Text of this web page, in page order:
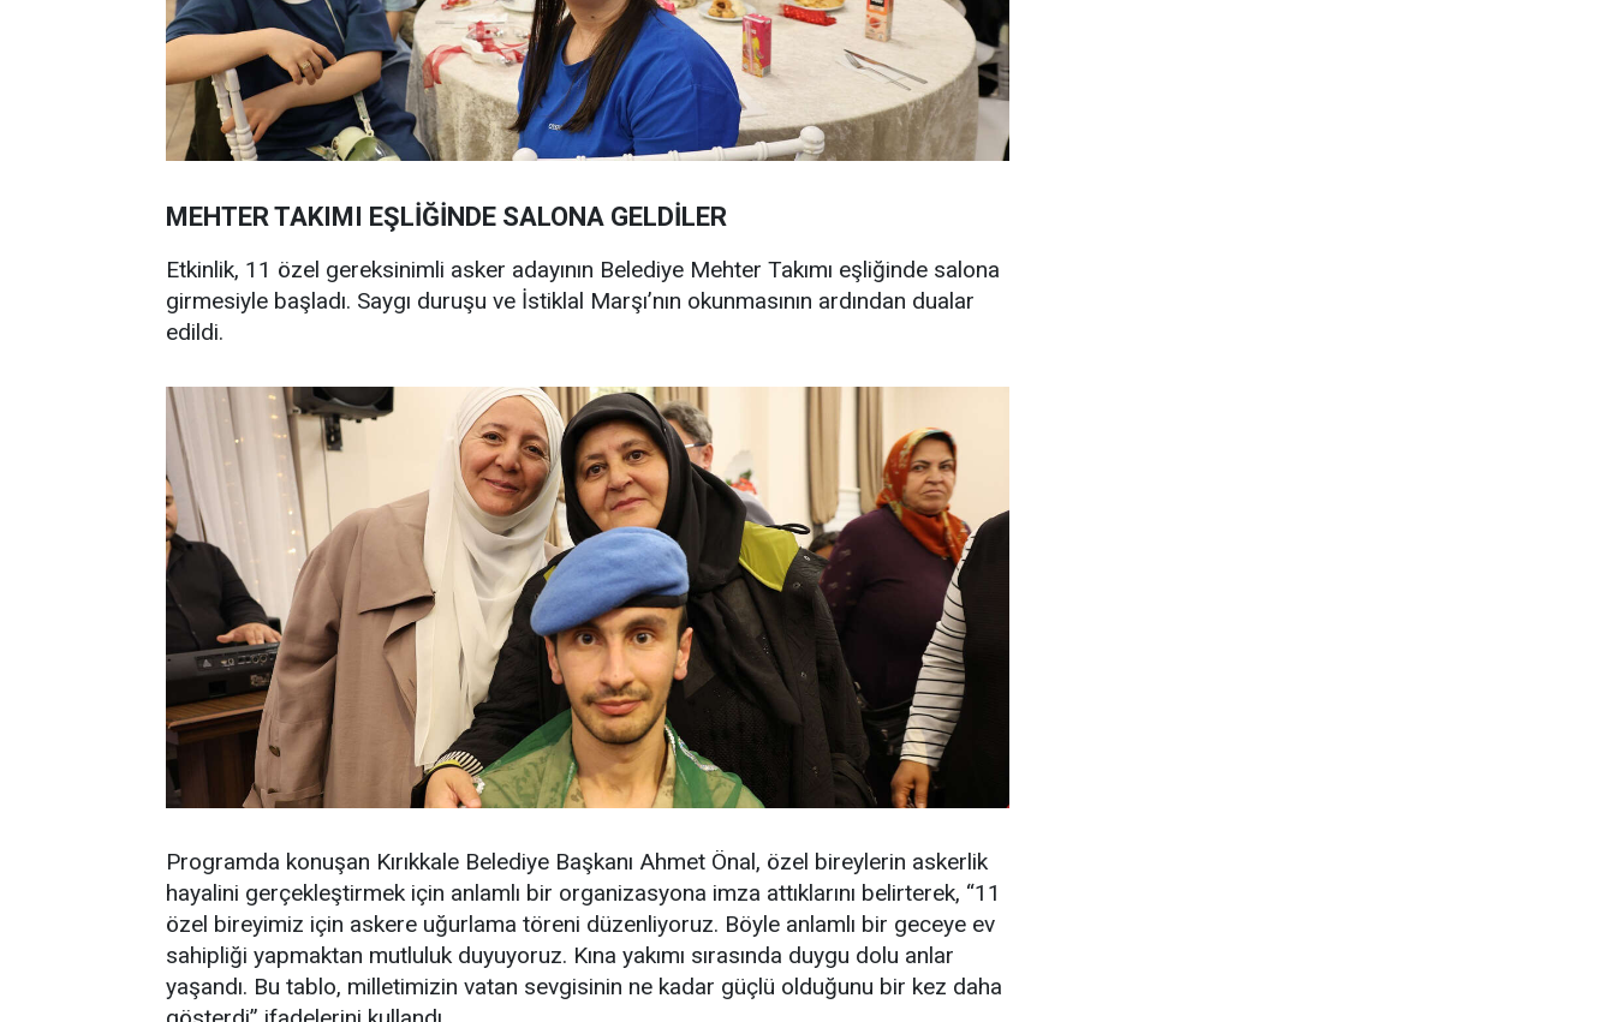
MEHTER TAKIMI EŞLİĞİNDE SALONA GELDİLER
Etkinlik, 11 özel gereksinimli asker adayının Belediye Mehter Takımı eşliğinde salona
girmesiyle başladı. Saygı duruşu ve İstiklal Marşı’nın okunmasının ardından dualar
edildi.
Programda konuşan Kırıkkale Belediye Başkanı Ahmet Önal, özel bireylerin askerlik
hayalini gerçekleştirmek için anlamlı bir organizasyona imza attıklarını belirterek, “11
özel bireyimiz için askere uğurlama töreni düzenliyoruz. Böyle anlamlı bir geceye ev
sahipliği yapmaktan mutluluk duyuyoruz. Kına yakımı sırasında duygu dolu anlar
yaşandı. Bu tablo, milletimizin vatan sevgisinin ne kadar güçlü olduğunu bir kez daha